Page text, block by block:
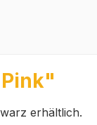
erhältlich.